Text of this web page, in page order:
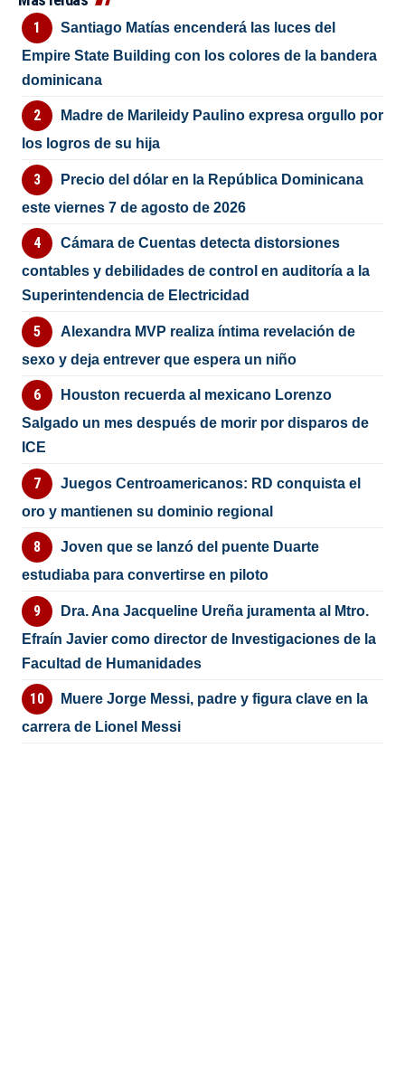
Santiago Matías encenderá las luces del
Empire State Building con los colores de la bandera
dominicana
Madre de Marileidy Paulino expresa orgullo por
los logros de su hija
Precio del dólar en la República Dominicana
este viernes 7 de agosto de 2026
Cámara de Cuentas detecta distorsiones
contables y debilidades de control en auditoría a la
Superintendencia de Electricidad
Alexandra MVP realiza íntima revelación de
sexo y deja entrever que espera un niño
Houston recuerda al mexicano Lorenzo
Salgado un mes después de morir por disparos de
ICE
Juegos Centroamericanos: RD conquista el
oro y mantienen su dominio regional
Joven que se lanzó del puente Duarte
estudiaba para convertirse en piloto
Dra. Ana Jacqueline Ureña juramenta al Mtro.
Efraín Javier como director de Investigaciones de la
Facultad de Humanidades
Muere Jorge Messi, padre y figura clave en la
carrera de Lionel Messi